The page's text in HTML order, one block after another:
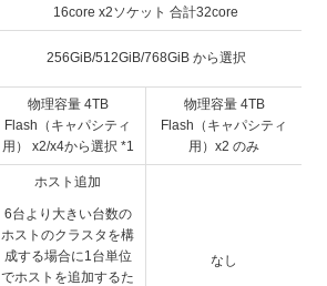
16core x2ソケット 合計32core
256GiB/512GiB/768GiB から選択
物理容量 4TB
Flash（キャパシティ
用） x2/x4から選択 *1
物理容量 4TB
Flash（キャパシティ
用）x2 のみ
ホスト追加
6台より大きい台数の
ホストのクラスタを構
成する場合に1台単位
でホストを追加するた
なし